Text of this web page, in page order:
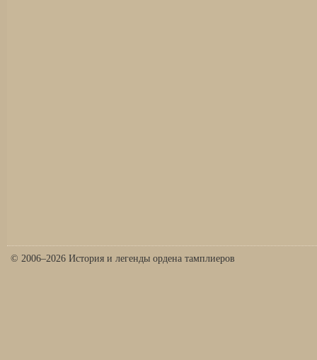
© 2006–2026 История и легенды ордена тамплиеров